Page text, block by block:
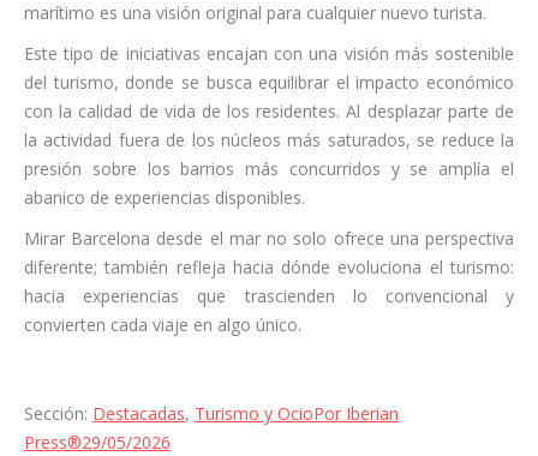
marítimo es una visión original para cualquier nuevo turista.
Este tipo de iniciativas encajan con una visión más sostenible
del turismo, donde se busca equilibrar el impacto económico
con la calidad de vida de los residentes. Al desplazar parte de
la actividad fuera de los núcleos más saturados, se reduce la
presión sobre los barrios más concurridos y se amplía el
abanico de experiencias disponibles.
Mirar Barcelona desde el mar no solo ofrece una perspectiva
diferente; también refleja hacia dónde evoluciona el turismo:
hacia experiencias que trascienden lo convencional y
convierten cada viaje en algo único.
Sección: Destacadas, Turismo y OcioPor Iberian
Press®29/05/2026